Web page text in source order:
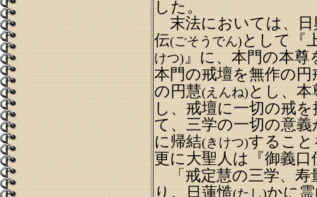
した。
末法においては、日
伝(ごそうでん)として『
けつ)』に、本門の本尊
本門の戒壇を無作の円
の円慧(えんね)とし、本
し、戒壇に一切の戒
て、三学の一切の意義
に帰結(きけつ)すること
更に大聖人は『御義口
「戒定慧の三学、寿
り。日蓮慥(たし)かに